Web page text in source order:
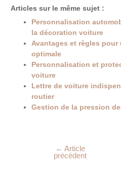
Articles sur le même sujet :
Personnalisation
la décoration voiture
Avantages et règles
optimale
Personnalisation et
voiture
Lettre de voiture
routier
Gestion de la pression
← Article
précédent